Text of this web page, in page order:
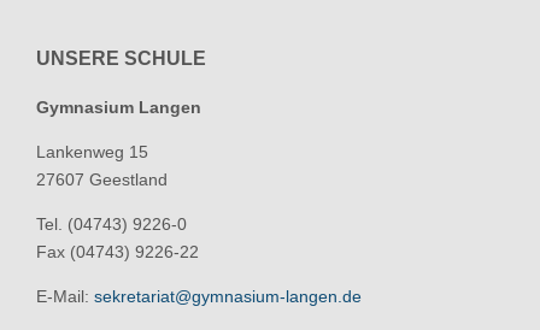
UNSERE SCHULE
Gymnasium Langen
Lankenweg 15
27607 Geestland
Tel. (04743) 9226-0
Fax (04743) 9226-22
E-Mail: sekretariat@gymnasium-langen.de